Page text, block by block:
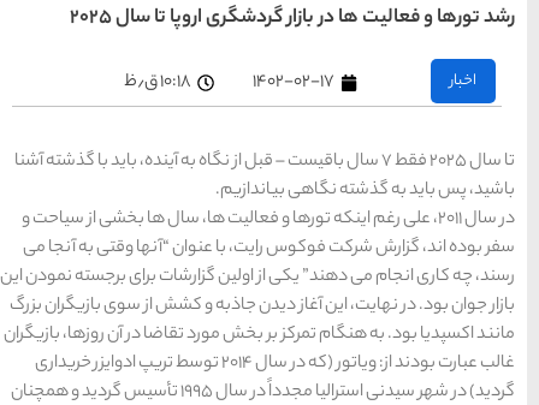
تا سال 2025
از نگاه به آینده، باید با گذشته آشنا
ها، سال ها بخشی از سیاحت و
“آنها وقتی به آنجا می
برای برجسته نمودن این
و كشش از سوی بازیگران بزرگ
تقاضا در آن روزها، بازیگران
عبارت بودند از: ویاتور (كه در سال 2014 توسط تریپ ادوایزر خریداری
گردید) در شهر سیدنی استرالیا مجدداً در سال 1995 تأسیس گردید و همچنان
کیش
راهنمای
رزرو
هتل
های
شیراز
راهنمای
سفر به
شیراز
رزرو
هتل
های
شیراز
سفر به
راهنمای
سفر به
سفر به